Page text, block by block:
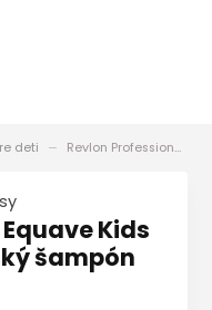
deti Revlon Professional Equave Kids Princess jemný detský šampón na vlasy
Kids
šampón